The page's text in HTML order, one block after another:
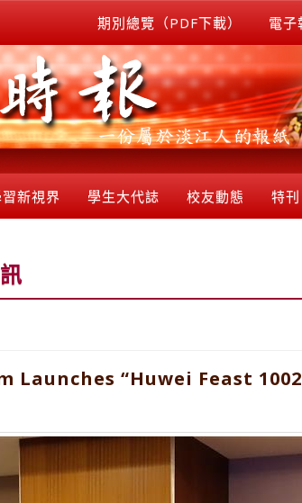
期別總覽（PDF下載） 電子
新視界 學生大代誌 校友動態 特刊
Launches “Huwei Feast